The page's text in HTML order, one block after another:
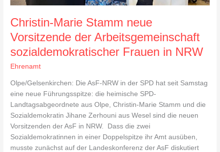
Christin-Marie Stamm neue
Vorsitzende der Arbeitsgemeinschaft
sozialdemokratischer Frauen in NRW
Ehrenamt
Olpe/Gelsenkirchen: Die AsF-NRW in der SPD hat seit Samstag
eine neue Führungsspitze: die heimische SPD-
Landtagsabgeordnete aus Olpe, Christin-Marie Stamm und die
Sozialdemokratin Jihane Zerhouni aus Wesel sind die neuen
Vorsitzenden der AsF in NRW. Dass die zwei
Sozialdemokratinnen in einer Doppelspitze ihr Amt ausüben,
musste zunächst auf der Landeskonferenz der AsF diskutiert